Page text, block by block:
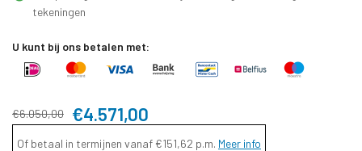
tekeningen
U kunt bij ons betalen met:
€6.050,00 €4.571,00
Of betaal in termijnen vanaf €151,62 p.m. Meer info